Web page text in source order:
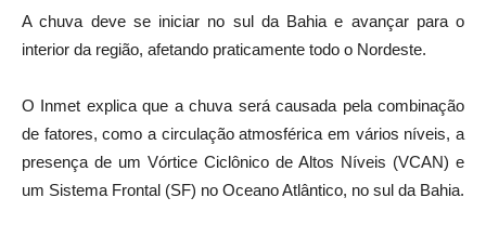
A chuva deve se iniciar no sul da Bahia e avançar para o
interior da região, afetando praticamente todo o Nordeste.
O Inmet explica que a chuva será causada pela combinação
de fatores, como a circulação atmosférica em vários níveis, a
presença de um Vórtice Ciclônico de Altos Níveis (VCAN) e
um Sistema Frontal (SF) no Oceano Atlântico, no sul da Bahia.